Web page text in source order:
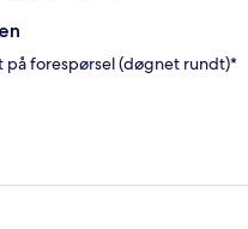
på forespørsel (døgnet rundt)*